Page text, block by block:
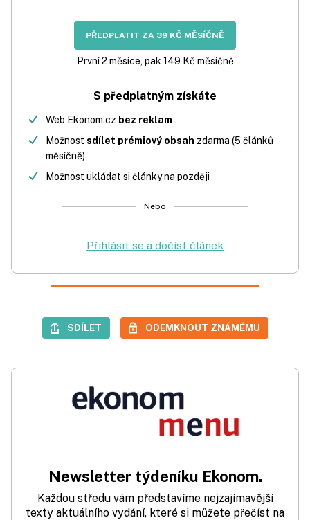
PŘEDPLATIT ZA 39 KČ MĚSÍČNĚ
První 2 měsíce, pak 149 Kč měsíčně
S předplatným získáte
Web Ekonom.cz bez reklam
Možnost sdílet prémiový obsah zdarma (5 článků
měsíčně)
Možnost ukládat si články na později
Nebo
Přihlásit se a dočíst článek
SDÍLET ODEMKNOUT ZNÁMÉMU
Newsletter týdeníku Ekonom.
Každou středu vám představíme nejzajímavější
texty aktuálního vydání, které si můžete přečíst na